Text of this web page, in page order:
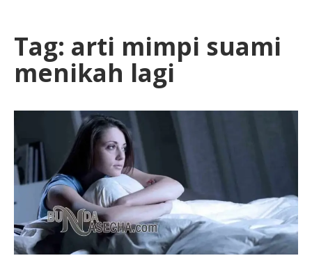
Tag: arti mimpi suami
menikah lagi